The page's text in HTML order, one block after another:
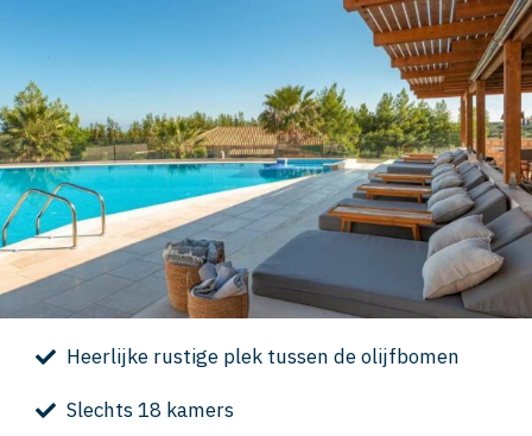
Heerlijke rustige plek tussen de olijfbomen
Slechts 18 kamers